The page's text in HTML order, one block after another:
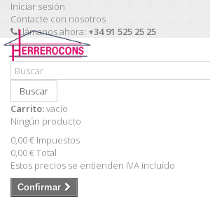
Iniciar sesión
Contacte con nosotros
Llámanos ahora: +34 91 525 25 25
Buscar
Carrito:vacío
Ningún producto
0,00 € Impuestos
0,00 €Total
Estos precios se entienden IVA incluído
Confirmar